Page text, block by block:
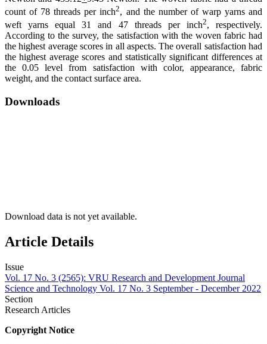
count of 78 threads per inch2, and the number of warp yarns and
weft yarns equal 31 and 47 threads per inch2, respectively.
According to the survey, the satisfaction with the woven fabric had
the highest average scores in all aspects. The overall satisfaction had
the highest average scores and statistically significant differences at
the 0.05 level from satisfaction with color, appearance, fabric
weight, and the contact surface area.
Downloads
Download data is not yet available.
Article Details
Issue
Vol. 17 No. 3 (2565): VRU Research and Development Journal
Science and Technology Vol. 17 No. 3 September - December 2022
Section
Research Articles
Copyright Notice